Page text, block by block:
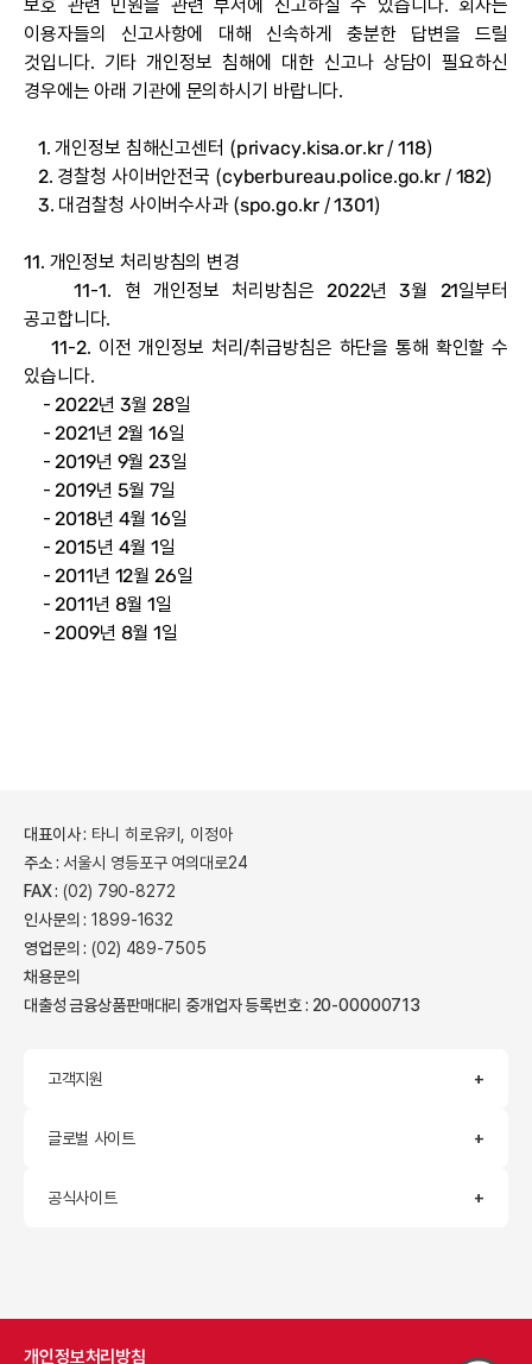
보호 관련 민원을 관련 부서에 신고하실 수 있습니다. 회사는
이용자들의 신고사항에 대해 신속하게 충분한 답변을 드릴
것입니다. 기타 개인정보 침해에 대한 신고나 상담이 필요하신
경우에는 아래 기관에 문의하시기 바랍니다.
1. 개인정보 침해신고센터 (privacy.kisa.or.kr/ 118)
2. 경찰청 사이버안전국 (cyberbureau.police.go.kr/ 182)
3. 대검찰청 사이버수사과 (spo.go.kr/ 1301)
11. 개인정보 처리방침의 변경
11-1. 현 개인정보 처리방침은 2022년 3월 21일부터
공고합니다.
11-2. 이전 개인정보 처리/취급방침은 하단을 통해 확인할 수
있습니다.
-2022년 3월 28일
-2021년 2월 16일
-2019년 9월 23일
-2019년 5월 7일
-2018년 4월 16일
-2015년 4월 1일
-2011년 12월 26일
-2011년 8월 1일
-2009년 8월 1일
대표이사 : 타니 히로유키, 이정아
주소 : 서울시 영등포구 여의대로24
FAX : (02) 790-8272
인사문의 : 1899-1632
영업문의 : (02) 489-7505
채용문의
대출성 금융상품판매대리 중개업자 등록번호 : 20-00000713
고객지원
글로벌 사이트
공식사이트
개인정보처리방침